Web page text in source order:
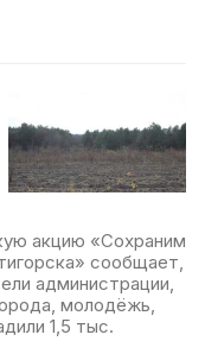
акцию «Сохраним
сообщает,
администрации,
молодёжь,
1,5 тыс.